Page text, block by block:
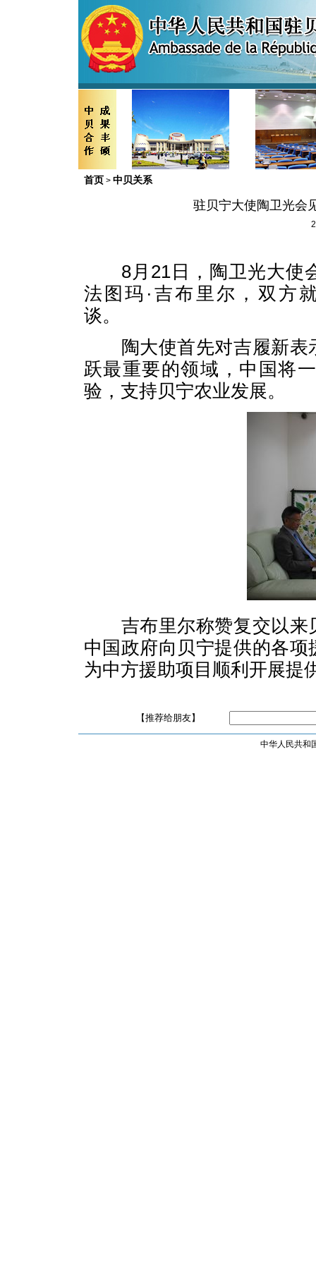
首页 > 中贝关系
驻贝宁大使陶卫光会
8月 21日，陶卫光大使
法图玛·吉布里尔，双方
谈。
陶大使首先对吉履新
跃最重要的领域，中国将
验，支持贝宁农业发展。
吉布里尔称赞复交以
中国政府向贝宁提供的各
为中方援助项目顺利开展提
【推荐给朋友】
中华人民共和